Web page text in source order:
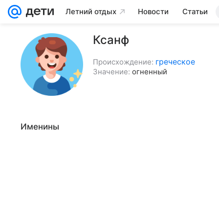
Летний отдых Новости Статьи
Ксанф
Происхождение: греческое
Значение: огненный
Именины